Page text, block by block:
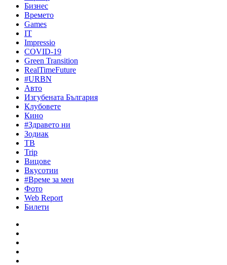
Бизнес
Времето
Games
IT
Impressio
COVID-19
Green Transition
RealTimeFuture
#URBN
Авто
Изгубената България
Клубовете
Кино
#Здравето ни
Зодиак
ТВ
Trip
Вицове
Вкусотии
#Време за мен
Фото
Web Report
Билети